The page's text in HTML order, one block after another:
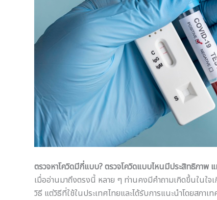
ตรวจหาโควิดมีกี่แบบ? ตรวจโควิดแบบไหนมีประสิทธิภาพ
เมื่ออ่านมาถึงตรงนี้ หลาย ๆ ท่านคงมีคำถามเกิดขึ้นในใจ
วิธี แต่วิธีที่ใช้ในประเทศไทยและได้รับการแนะนำโดยสภา